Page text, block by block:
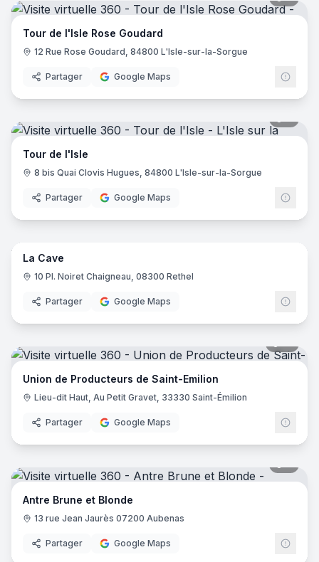
Tour de l'Isle Rose Goudard
12 Rue Rose Goudard, 84800 L'Isle-sur-la-Sorgue
Partager Google Maps
Tour de l'Isle
8 bis Quai Clovis Hugues, 84800 L'Isle-sur-la-Sorgue
Partager Google Maps
8
La Cave
10 Pl. Noiret Chaigneau, 08300 Rethel
Partager Google Maps
Union de Producteurs de Saint-Emilion
Lieu-dit Haut, Au Petit Gravet, 33330 Saint-Émilion
Partager Google Maps
Antre Brune et Blonde
13 rue Jean Jaurès 07200 Aubenas
Partager Google Maps